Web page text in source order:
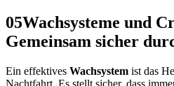
05Wachsysteme und
Gemeinsam sicher
Ein effektives Wachsystem ist das
Nachtfahrt. Es stellt sicher, dass